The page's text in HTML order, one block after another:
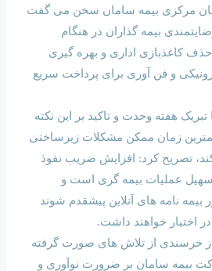
مرکزی بیمه سامان سخن می گفت
بیمه گذاران در هنگام
کاغذبازی اداری و بهره گیری
و فن آوری برای پرداخت سریع
هفته وحدت و تاکید بر این نکته
زمان ممکن مشکلات زیرساختی
تصریح کرد: افزایش ضریب نفوذ
عملیات بیمه گری است و
نامه های آنلاین پیشقدم شوند
اختیار خواهند داشت.
خرسندی از تلاش های صورت گرفته
بیمه سامان بر ضرورت نوآوری و